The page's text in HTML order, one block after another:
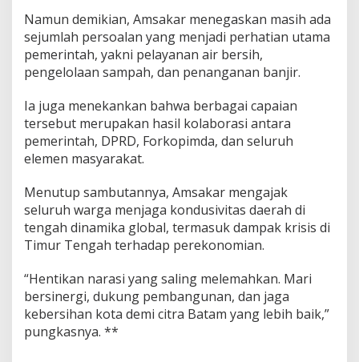
Namun demikian, Amsakar menegaskan masih ada
sejumlah persoalan yang menjadi perhatian utama
pemerintah, yakni pelayanan air bersih,
pengelolaan sampah, dan penanganan banjir.
Ia juga menekankan bahwa berbagai capaian
tersebut merupakan hasil kolaborasi antara
pemerintah, DPRD, Forkopimda, dan seluruh
elemen masyarakat.
Menutup sambutannya, Amsakar mengajak
seluruh warga menjaga kondusivitas daerah di
tengah dinamika global, termasuk dampak krisis di
Timur Tengah terhadap perekonomian.
“Hentikan narasi yang saling melemahkan. Mari
bersinergi, dukung pembangunan, dan jaga
kebersihan kota demi citra Batam yang lebih baik,”
pungkasnya. **